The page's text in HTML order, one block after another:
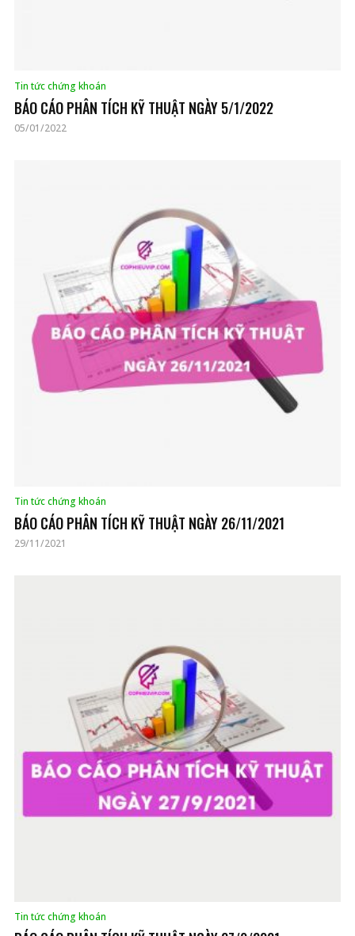
Tin tức chứng khoán
BÁO CÁO PHÂN TÍCH KỸ THUẬT NGÀY 5/1/2022
05/01/2022
Tin tức chứng khoán
BÁO CÁO PHÂN TÍCH KỸ THUẬT NGÀY 26/11/2021
29/11/2021
Tin tức chứng khoán